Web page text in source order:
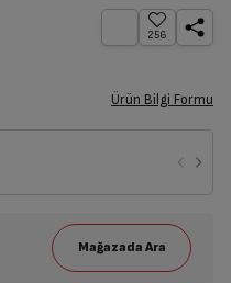
256
Ürün Bilgi Formu